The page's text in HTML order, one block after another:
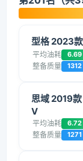
型格 2023
平均油耗 6.69
整备质量 1312
思域 2019
V
平均油耗 6.72
整备质量 1271